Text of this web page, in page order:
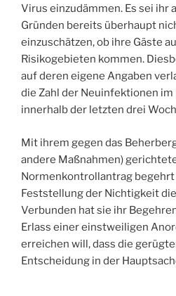
Virus einzudämmen. Es sei ihr
Gründen bereits überhaupt
einzuschätzen, ob ihre Gäste
Risikogebieten kommen.
auf deren eigene Angaben
die Zahl der Neuinfektionen
innerhalb der letzten drei
Mit ihrem gegen das
andere Maßnahmen)
Normenkontrollantrag
Feststellung der Nichtigkeit
Verbunden hat sie ihr
Erlass einer einstweiligen
erreichen will, dass die
Entscheidung in der